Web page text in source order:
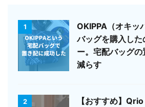
1
OKIPPA（オキッ
バッグを購入し
ー。宅配バッグ
減らす
2
【おすすめ】